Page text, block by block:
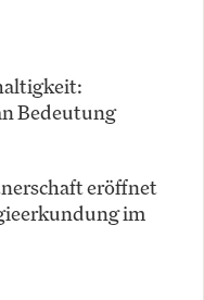
Bedeutung
eröffnet
im